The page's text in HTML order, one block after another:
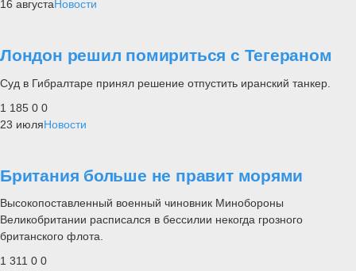
16 августаНовости
Лондон решил помириться с Тегераном
Суд в Гибралтаре принял решение отпустить иранский танкер.
1 185 0 0
23 июляНовости
Британия больше не правит морями
Высокопоставленный военный чиновник Минобороны
Великобритании расписался в бессилии некогда грозного
британского флота.
1 311 0 0